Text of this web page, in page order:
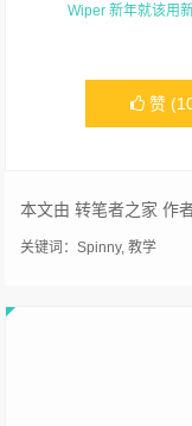
Wiper 新年就该用
赞 (
本文由 转笔者之家 作
关键词：Spinny,教学